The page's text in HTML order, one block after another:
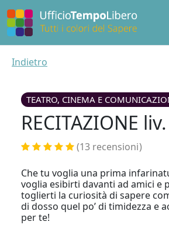
Indietro
TEATRO, CINEMA E
RECITAZIONE liv.
(13 recensioni)
Che tu voglia una prima
voglia esibirti davanti ad amici e
toglierti la curiosità di sapere
di dosso quel po’ di timidezza e
per te!